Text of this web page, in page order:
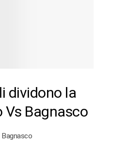
dividono la
Vs Bagnasco
Bagnasco